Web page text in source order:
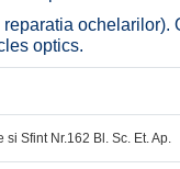
ochelarilor).
optics.
si Sfint Nr.162 Bl. Sc. Et. Ap.